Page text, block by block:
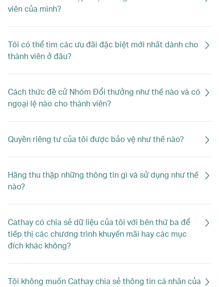
viên của mình?
Tôi có thể tìm các ưu đãi đặc biệt mới nhất dành cho
thành viên ở đâu?
Cách thức đề cử Nhóm Đổi thưởng như thế nào và có
ngoại lệ nào cho thành viên?
Quyền riêng tư của tôi được bảo vệ như thế nào?
Hãng thu thập những thông tin gì và sử dụng như thế
nào?
Cathay có chia sẻ dữ liệu của tôi với bên thứ ba để
tiếp thị các chương trình khuyến mãi hay các mục
đích khác không?
Tôi không muốn Cathay chia sẻ thông tin cá nhân của